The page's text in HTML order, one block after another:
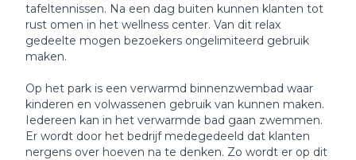
tafeltennissen. Na een dag buiten kunnen klanten tot
rust omen in het wellness center. Van dit relax
gedeelte mogen bezoekers ongelimiteerd gebruik
maken.
Op het park is een verwarmd binnenzwembad waar
kinderen en volwassenen gebruik van kunnen maken.
Iedereen kan in het verwarmde bad gaan zwemmen.
Er wordt door het bedrijf medegedeeld dat klanten
nergens over hoeven na te denken. Zo wordt er op dit